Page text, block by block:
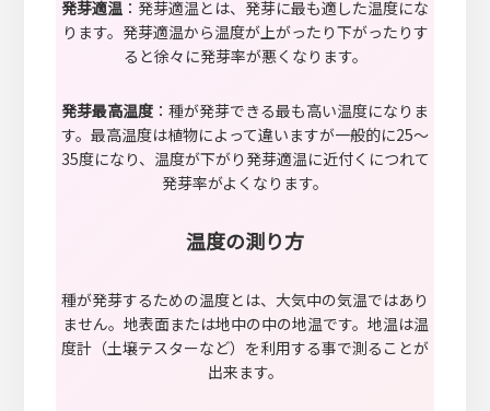
発芽適温 ：発芽適温とは、発芽に最も適した温度にな
ります。発芽適温から温度が上がったり下がったりす
ると徐々に発芽率が悪くなります。
発芽最高温度 ：種が発芽できる最も高い温度になりま
す。最高温度は植物によって違いますが一般的に25～
35度になり、温度が下がり発芽適温に近付くにつれて
発芽率がよくなります。
温度の測り方
種が発芽するための温度とは、大気中の気温ではあり
ません。地表面または地中の中の地温です。地温は温
度計（土壌テスターなど）を利用する事で測ることが
出来ます。